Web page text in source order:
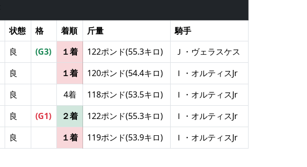
状態 格 着順 斤量
騎手
良 (G3) １着 122ポンド(55.3キロ)
Ｊ・ヴェラスケス
良 １着 120ポンド(54.4キロ)
Ｉ・オルティスJr
良 4着 118ポンド(53.5キロ)
Ｉ・オルティスJr
良 (G1) ２着 122ポンド(55.3キロ)
Ｉ・オルティスJr
良 １着 119ポンド(53.9キロ) Ｉ・オルティスJr